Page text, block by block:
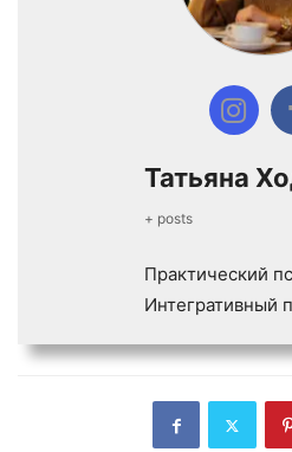
Татьяна
+ posts
Практический
Интегративный